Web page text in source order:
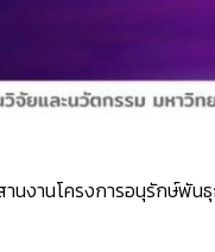
งานโครงการอนุรักษ์พัน